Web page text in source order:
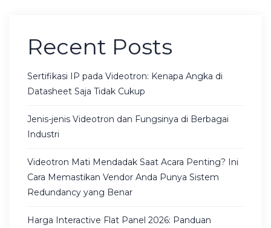
Recent Posts
Sertifikasi IP pada Videotron: Kenapa Angka di
Datasheet Saja Tidak Cukup
Jenis-jenis Videotron dan Fungsinya di Berbagai
Industri
Videotron Mati Mendadak Saat Acara Penting? Ini
Cara Memastikan Vendor Anda Punya Sistem
Redundancy yang Benar
Harga Interactive Flat Panel 2026: Panduan